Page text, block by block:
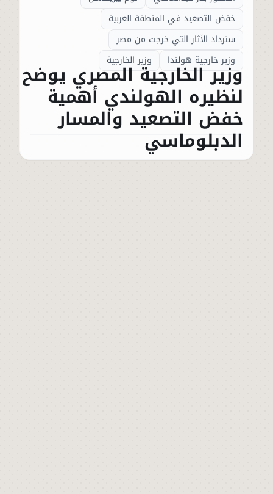
وزير الخارجية المصري يوضح
لنظيره الهولندي أهمية
خفض التصعيد والمسار
الدبلوماسي
خفض التصعيد في المنطقة العربية
سترداد الآثار التي خرجت من مصر
وزير خارجية هولندا
وزير الخارجية